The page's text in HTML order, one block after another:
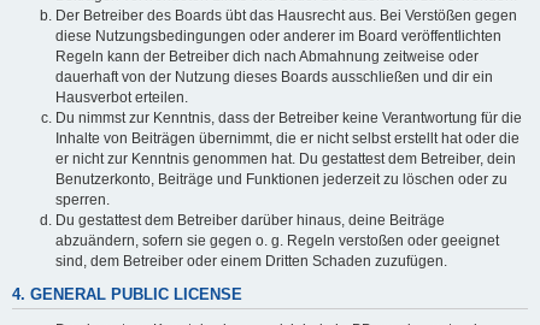
Der Betreiber des Boards übt das Hausrecht aus. Bei Verstößen gegen
diese Nutzungsbedingungen oder anderer im Board veröffentlichten
Regeln kann der Betreiber dich nach Abmahnung zeitweise oder
dauerhaft von der Nutzung dieses Boards ausschließen und dir ein
Hausverbot erteilen.
Du nimmst zur Kenntnis, dass der Betreiber keine Verantwortung für die
Inhalte von Beiträgen übernimmt, die er nicht selbst erstellt hat oder die
er nicht zur Kenntnis genommen hat. Du gestattest dem Betreiber, dein
Benutzerkonto, Beiträge und Funktionen jederzeit zu löschen oder zu
sperren.
Du gestattest dem Betreiber darüber hinaus, deine Beiträge
abzuändern, sofern sie gegen o. g. Regeln verstoßen oder geeignet
sind, dem Betreiber oder einem Dritten Schaden zuzufügen.
4. GENERAL PUBLIC LICENSE